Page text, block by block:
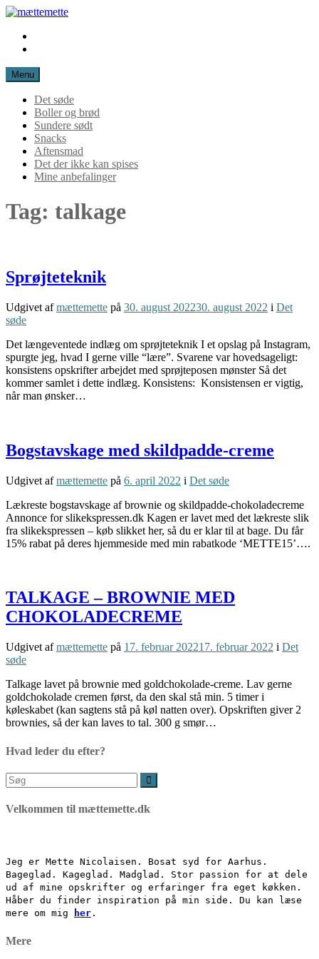
Spring
indhold
mættemette
Menu
Det søde
Boller og brød
Sundere sødt
Snacks
Aftensmad
Det der ikke kan spises
Mine anbefalinger
Tag: talkage
Sprøjteteknik
Udgivet afmættemette på 30. august 202230. august 2022 i Det
søde
Det længeventede indlæg om sprøjteteknik I et opslag på Instagram,
spurgte jeg, hvad I gerne ville “lære”. Svarene var hovedsageligt:
konsistens opskrifter arbejdet med sprøjteposen mønster Så det
kommer samlet i dette indlæg. Konsistens: Konsistensen er vigtig,
når man ønsker…
Bogstavskage med skildpadde-creme
Udgivet afmættemette på 6. april 2022 i Det søde
Lækreste bogstavskage af brownie og skildpadde-chokoladecreme
Annonce for slikekspressen.dk Kagen er lavet med det lækreste slik
fra slikekspressen – køb slikket her, så du er klar til at bage. Du får
15% rabat på deres hjemmeside med min rabatkode ‘METTE15’….
TALKAGE – BROWNIE MED
CHOKOLADECREME
Udgivet afmættemette på 17. februar 202217. februar 2022 i Det
søde
Talkage lavet på brownie med goldchokolade-creme. Lav gerne
goldchokolade cremen først, da den skal stå min. 5 timer i
køleskabet (kan sagtens stå på køl natten over). Opskriften giver 2
brownies, så der kan laves to tal. 300 g smør…
Hvad leder du efter?
Søg
efter:
Velkommen til mættemette.dk
Jeg er Mette Nicolaisen. Bosat syd for Aarhus.
Bageglad. Kageglad. Madglad. Stor passion for at dele
ud af mine opskrifter og erfaringer fra eget køkken.
Håber du finder inspiration på min side. Du kan læse
mere om mig
her .
Mere